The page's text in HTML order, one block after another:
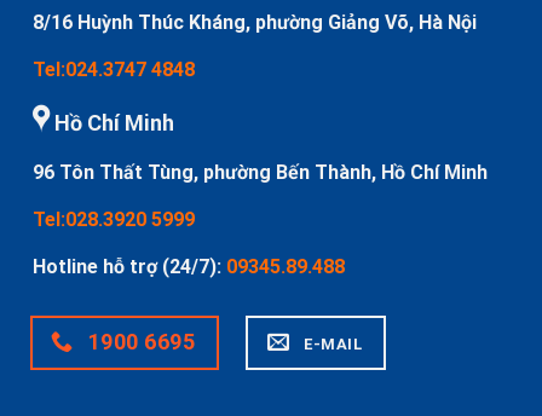
8/16 Huỳnh Thúc Kháng, phường Giảng Võ, Hà Nội
Tel:024.3747 4848
Hồ Chí Minh
96 Tôn Thất Tùng, phường Bến Thành, Hồ Chí Minh
Tel:028.3920 5999
Hotline hỗ trợ (24/7): 09345.89.488
1900 6695 E-MAIL